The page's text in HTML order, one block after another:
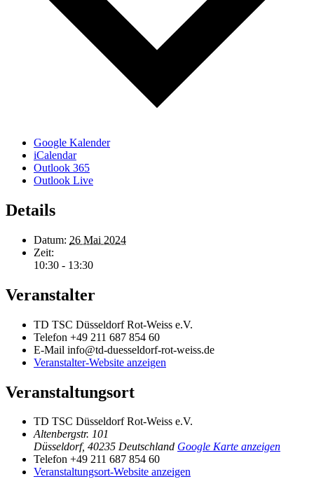
Google Kalender
iCalendar
Outlook 365
Outlook Live
Details
Datum: 26 Mai 2024
Zeit:
10:30 - 13:30
Veranstalter
TD TSC Düsseldorf Rot-Weiss e.V.
Telefon +49 211 687 854 60
E-Mail info@td-duesseldorf-rot-weiss.de
Veranstalter-Website anzeigen
Veranstaltungsort
TD TSC Düsseldorf Rot-Weiss e.V.
Altenbergstr. 101
Düsseldorf, 40235 Deutschland Google Karte anzeigen
Telefon +49 211 687 854 60
Veranstaltungsort-Website anzeigen